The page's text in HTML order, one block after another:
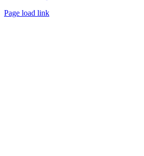
Page load link